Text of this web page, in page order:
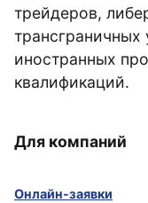
трейдеров,
трансграничных
иностранных
квалификаций.
Для компаний
Онлайн-заявки